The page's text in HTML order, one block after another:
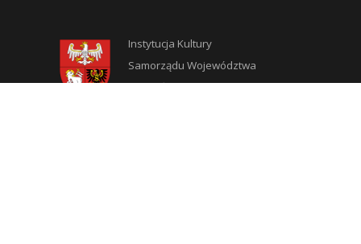
Instytucja Kultury
Samorządu Województwa
Warmińsko-Mazurskiego